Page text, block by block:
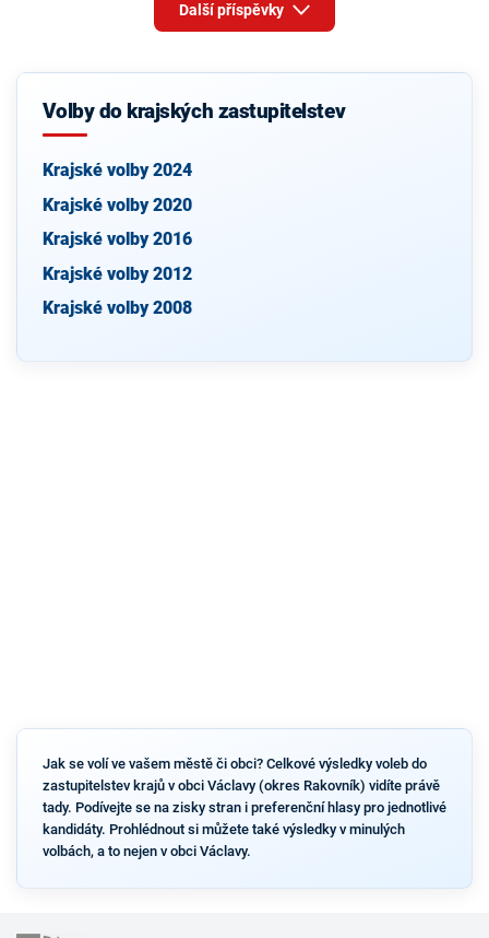
Další příspěvky
Volby do krajských zastupitelstev
Krajské volby 2024
Krajské volby 2020
Krajské volby 2016
Krajské volby 2012
Krajské volby 2008
Jak se volí ve vašem městě či obci? Celkové výsledky voleb do
zastupitelstev krajů v obci Václavy (okres Rakovník) vidíte právě
tady. Podívejte se na zisky stran i preferenční hlasy pro jednotlivé
kandidáty. Prohlédnout si můžete také výsledky v minulých
volbách, a to nejen v obci Václavy.